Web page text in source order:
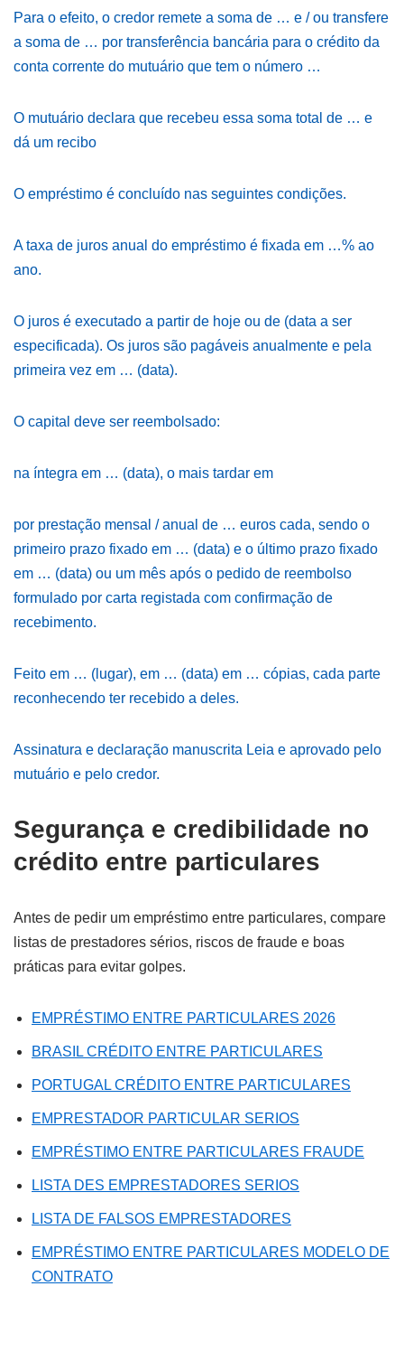
Para o efeito, o credor remete a soma de … e / ou transfere
a soma de … por transferência bancária para o crédito da
conta corrente do mutuário que tem o número …
O mutuário declara que recebeu essa soma total de … e
dá um recibo
O empréstimo é concluído nas seguintes condições.
A taxa de juros anual do empréstimo é fixada em …% ao
ano.
O juros é executado a partir de hoje ou de (data a ser
especificada). Os juros são pagáveis ​​anualmente e pela
primeira vez em … (data).
O capital deve ser reembolsado:
na íntegra em … (data), o mais tardar em
por prestação mensal / anual de … euros cada, sendo o
primeiro prazo fixado em … (data) e o último prazo fixado
em … (data) ou um mês após o pedido de reembolso
formulado por carta registada com confirmação de
recebimento.
Feito em … (lugar), em … (data) em … cópias, cada parte
reconhecendo ter recebido a deles.
Assinatura e declaração manuscrita Leia e aprovado pelo
mutuário e pelo credor.
Segurança e credibilidade no
crédito entre particulares
Antes de pedir um empréstimo entre particulares, compare
listas de prestadores sérios, riscos de fraude e boas
práticas para evitar golpes.
EMPRÉSTIMO ENTRE PARTICULARES 2026
BRASIL CRÉDITO ENTRE PARTICULARES
PORTUGAL CRÉDITO ENTRE PARTICULARES
EMPRESTADOR PARTICULAR SERIOS
EMPRÉSTIMO ENTRE PARTICULARES FRAUDE
LISTA DES EMPRESTADORES SERIOS
LISTA DE FALSOS EMPRESTADORES
EMPRÉSTIMO ENTRE PARTICULARES MODELO DE
CONTRATO